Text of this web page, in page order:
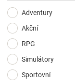
Adventury
Akční
RPG
Simulátory
Sportovní